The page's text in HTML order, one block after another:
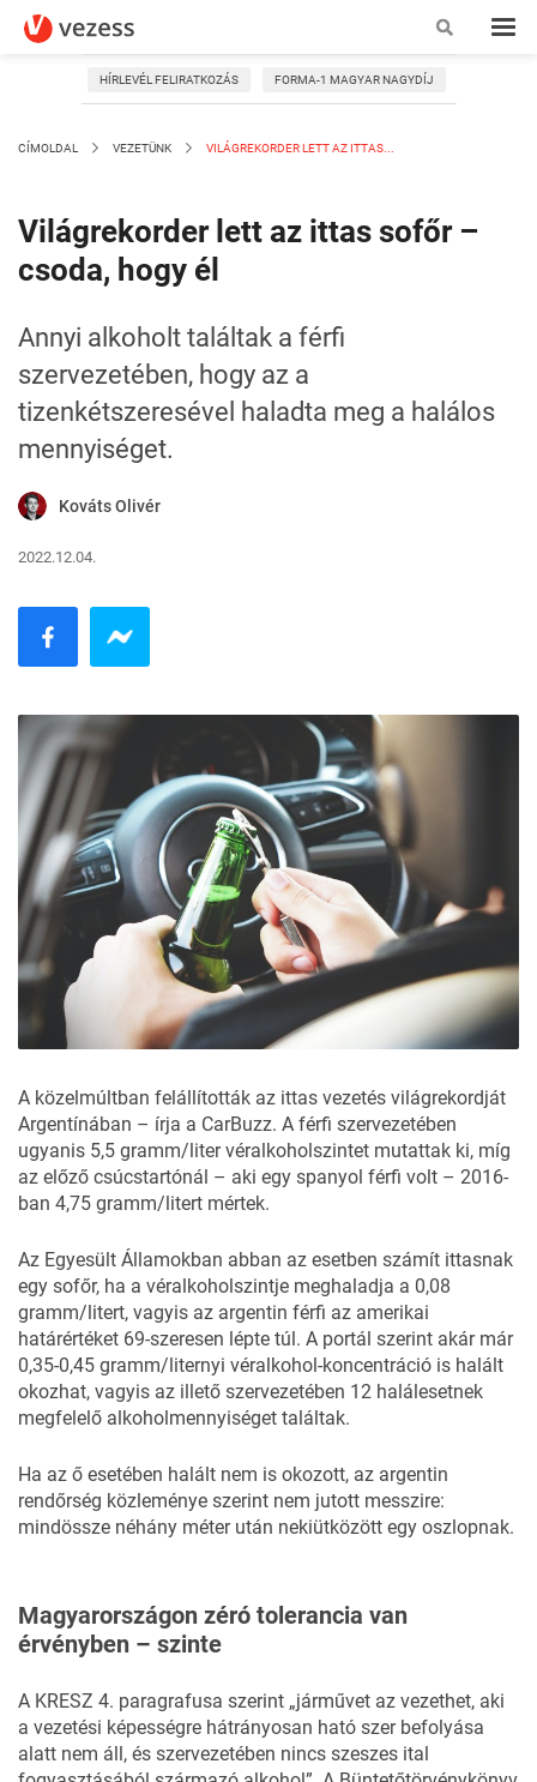
HÍRLEVÉL FELIRATKOZÁS FORMA-1 MAGYAR NAGYDÍJ
CÍMOLDAL VEZETÜNK VILÁGREKORDER LETT AZ ITTAS...
Világrekorder lett az ittas sofőr –
csoda, hogy él
Annyi alkoholt találtak a férfi
szervezetében, hogy az a
tizenkétszeresével haladta meg a halálos
mennyiséget.
Kováts Olivér
2022.12.04.
A közelmúltban felállították az ittas vezetés világrekordját
Argentínában – írja a CarBuzz. A férfi szervezetében
ugyanis 5,5 gramm/liter véralkoholszintet mutattak ki, míg
az előző csúcstartónál – aki egy spanyol férfi volt – 2016-
ban 4,75 gramm/litert mértek.
Az Egyesült Államokban abban az esetben számít ittasnak
egy sofőr, ha a véralkoholszintje meghaladja a 0,08
gramm/litert, vagyis az argentin férfi az amerikai
határértéket 69-szeresen lépte túl. A portál szerint akár már
0,35-0,45 gramm/liternyi véralkohol-koncentráció is halált
okozhat, vagyis az illető szervezetében 12 halálesetnek
megfelelő alkoholmennyiséget találtak.
Ha az ő esetében halált nem is okozott, az argentin
rendőrség közleménye szerint nem jutott messzire:
mindössze néhány méter után nekiütközött egy oszlopnak.
Magyarországon zéró tolerancia van
érvényben – szinte
A KRESZ 4. paragrafusa szerint „járművet az vezethet, aki
a vezetési képességre hátrányosan ható szer befolyása
alatt nem áll, és szervezetében nincs szeszes ital